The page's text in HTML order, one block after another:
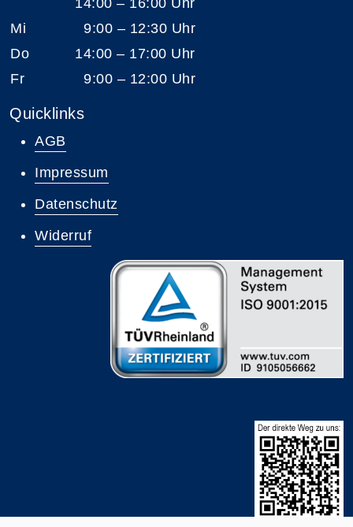
Mi
9:00 – 12:30 Uhr
Do
14:00 – 17:00 Uhr
Fr
9:00 – 12:00 Uhr
Quicklinks
AGB
Impressum
Datenschutz
Widerruf